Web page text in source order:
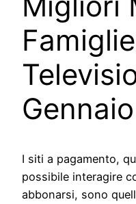
I siti a pagamento,
possibile interagire
abbonarsi, sono